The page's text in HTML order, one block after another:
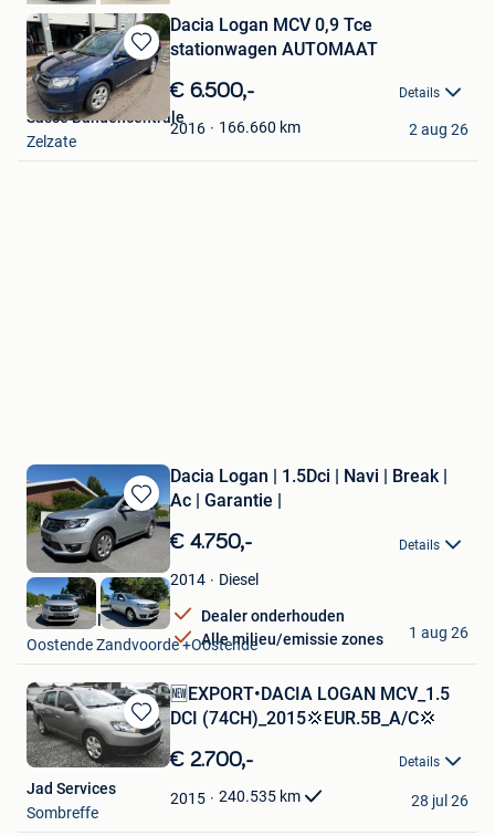
Bewaren
in
Mijn
Favorieten
Dacia Logan MCV 0,9 Tce
stationwagen AUTOMAAT
€ 6.500,- Details
2016 166.660 km
Sasse Bandencentrale
Zelzate
2 aug 26
Bewaren
in
Mijn
Favorieten
Dacia Logan | 1.5Dci | Navi | Break |
Ac | Garantie |
€ 4.750,- Details
2014 Diesel
Dealer onderhouden
Alle milieu/emissie zones
Emmanuell
Oostende Zandvoorde +Oostende
1 aug 26
Bewaren
in
Mijn
Favorieten
🆕EXPORT•DACIA LOGAN MCV_1.5
DCI (74CH)_2015💢EUR.5B_A/C💢
€ 2.700,- Details
2015 240.535 km
Jad Services
Sombreffe
28 jul 26